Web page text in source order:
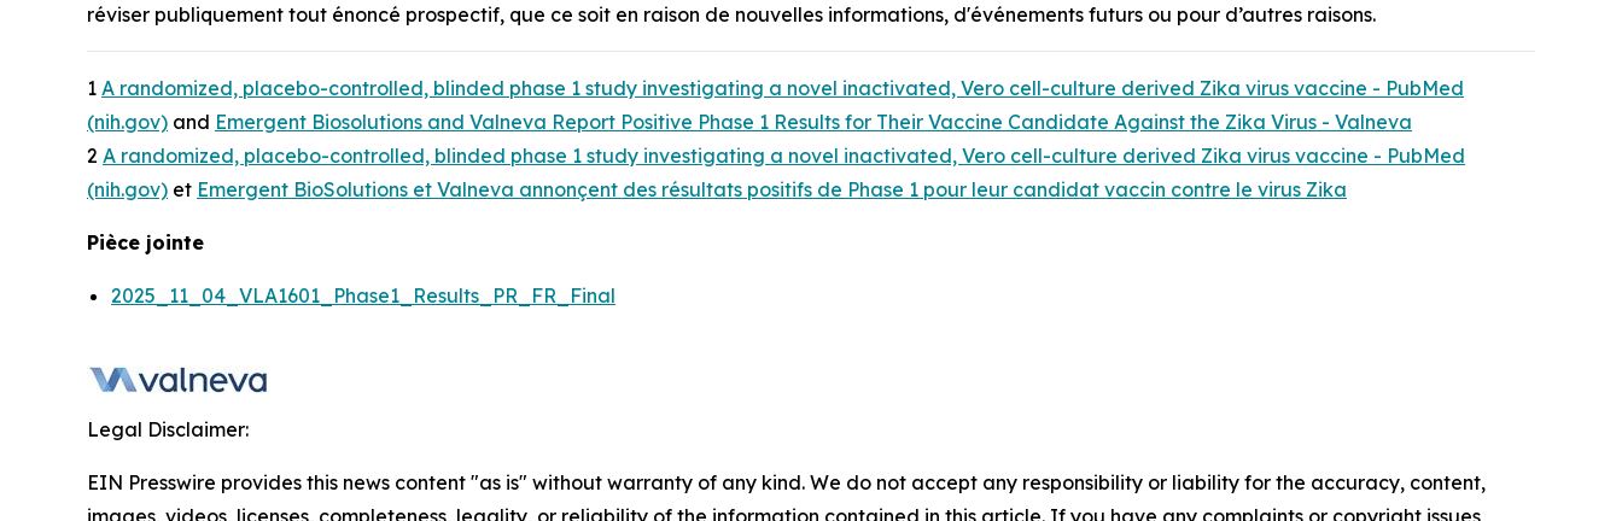
réviser publiquement tout énoncé prospectif, que ce soit en raison de nouvelles informations, d'événements futurs ou pour d’autres raisons.
1 A randomized, placebo-controlled, blinded phase 1 study investigating a novel inactivated, Vero cell-culture derived Zika virus vaccine - PubMed
(nih.gov) and Emergent Biosolutions and Valneva Report Positive Phase 1 Results for Their Vaccine Candidate Against the Zika Virus - Valneva
2 A randomized, placebo-controlled, blinded phase 1 study investigating a novel inactivated, Vero cell-culture derived Zika virus vaccine - PubMed
(nih.gov) et Emergent BioSolutions et Valneva annonçent des résultats positifs de Phase 1 pour leur candidat vaccin contre le virus Zika
Pièce jointe
2025_11_04_VLA1601_Phase1_Results_PR_FR_Final
Legal Disclaimer:
EIN Presswire provides this news content "as is" without warranty of any kind. We do not accept any responsibility or liability for the accuracy, content,
images, videos, licenses, completeness, legality, or reliability of the information contained in this article. If you have any complaints or copyright issues